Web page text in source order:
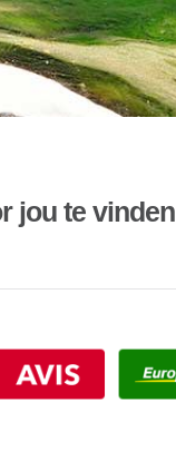
jou te vinden